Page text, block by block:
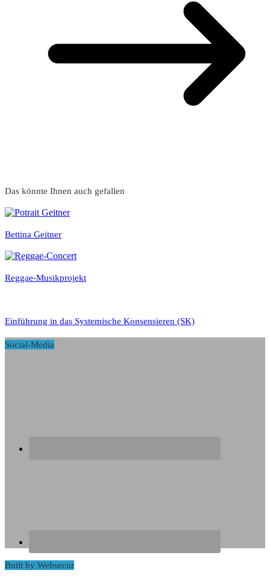
Das könnte Ihnen auch gefallen
Bettina Geitner
Reggae-Musikprojekt
Einführung in das Systemische Konsensieren (SK)
Social-Media
Built by Websecur